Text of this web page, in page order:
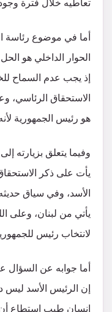
تعاطيه خلال فترة
أما في موضوع رئاسة
الحوار الداخلي هو
إذ يجب عدم السماح
الاستحقاق الرئاسي،
هو رئيس الجمهورية
وفيما يتعلق بزيارته
يأت على ذكر
الأسد، وفي سياق
يأتي من لبنان، وعلى
لانتخاب رئيس
أما جوابه عن السؤال
إن الرئيس الأسد ليس
إنسان طيب استطاع